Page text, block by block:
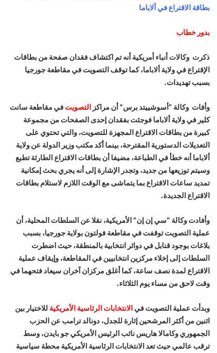
بطاقة الاقتراع في ألاباما
بدور خطاب
ذكرت وكالات أنباء أمريكية أنه تم اكتشاف فقدان صفحة من بطاقات
الإقتراع في ولاية ألاباما، كما توقف التصويت في مقاطعة جورجيا
بسبب تهديدات.
وأفات وكالة “أسوشييتد برس” أن مراكز التصويت في مقاطعة سانت
كلير في ولاية ألاباما فوجئت بفقدان إحدى الصفحات من مجموعة
كبيرة من بطاقات الاقتراع المجهزة للتصويت، والتي تحتوي على
التعديلات الدستورية المقترحة، بينما أكد مكتب وزير الدولة عن ولاية
ألاباما أنه خطأ في الطباعة، مضيفا أن بطاقات الاقتراع الطارئة تطبع
وسيتم توزيعها من جديد، وتجدر الإشارة إلى أنه يجري بحث إمكانية
تمديد ساعات الاقتراع بما يتماشى مع الوقت اللازم لاستلام بطاقات
الاقتراع الجديدة.
وأفادت وكالة “سي إن إن” الأمريكية، نقلا عن السلطات المحلية، أن
عملية التصويت توقفت في مقاطعة فولتون بولاية جورجيا، بسبب
بلاغات بوجود قنابل في دوائر انتخابية بالمنطقة، حيث اضطرت
السلطات إلى إخلاء مركزين انتخابيين في المقاطعة، وإيقاف عملية
الاقتراع لمدة نصف ساعة، كما أغلق مركزان آخران سيعاد فتحهما في
وقت لاحق من مساء يوم الثلاثاء.
وبدأت عملية التصويت في الانتخابات الرئاسية الأمريكية للاختيار بين
اثنين من أكثر المرشحين إثارة للجدل، دونالد ترامب عن الحزب
الجمهوري وكامالا هاريس نائب الرئيس الأمريكي جو بايدن، وسط
ترقب عالمي حيث تعد الانتخابات الرئاسية الأمريكية محطة سياسية